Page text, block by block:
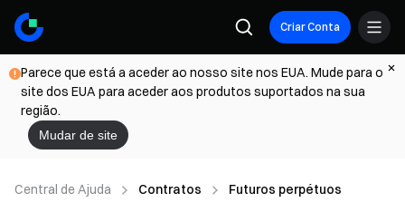
Criar Conta
Parece que está a aceder ao nosso site nos EUA. Mude para o
site dos EUA para aceder aos produtos suportados na sua
região.
Mudar de site
Central de Ajuda Contratos Futuros perpétuos